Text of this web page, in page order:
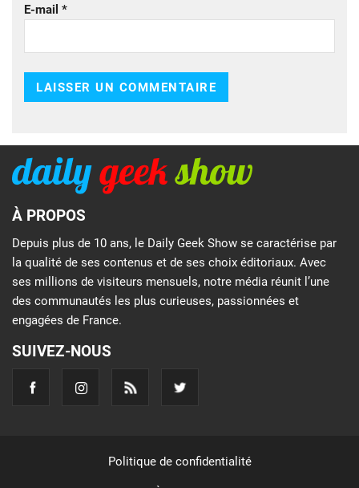
E-mail *
À PROPOS
Depuis plus de 10 ans, le Daily Geek Show se caractérise par
la qualité de ses contenus et de ses choix éditoriaux. Avec
ses millions de visiteurs mensuels, notre média réunit l’une
des communautés les plus curieuses, passionnées et
engagées de France.
SUIVEZ-NOUS
Politique de confidentialité